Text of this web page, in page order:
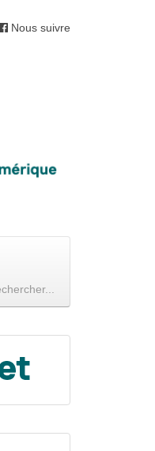
Nous suivre